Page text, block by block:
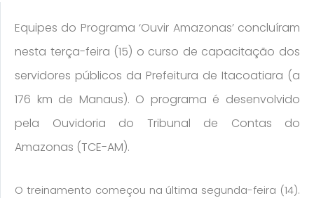
Equipes do Programa ‘Ouvir Amazonas’ concluíram
nesta terça-feira (15) o curso de capacitação dos
servidores públicos da Prefeitura de Itacoatiara (a
176 km de Manaus). O programa é desenvolvido
pela Ouvidoria do Tribunal de Contas do
Amazonas (TCE-AM).
O treinamento começou na última segunda-feira (14).